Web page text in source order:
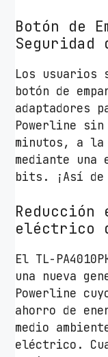
Botón de
Seguridad
Los
botón de
adaptadores
Powerline sin
minutos, a la
mediante una
bits. ¡Así
Reducción
eléctrico
El TL-
una nueva
Powerline
ahorro de
medio
eléctrico.